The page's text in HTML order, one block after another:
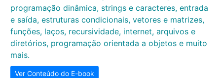
programação dinâmica, strings e caracteres, entrada
e saída, estruturas condicionais, vetores e matrizes,
funções, laços, recursividade, internet, arquivos e
diretórios, programação orientada a objetos e muito
mais.
Ver Conteúdo do E-book